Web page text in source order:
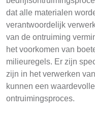
dat alle materialen
verantwoordelijk
van de ontruiming
het voorkomen van
milieuregels. Er zijn
zijn in het verwerken
kunnen een
ontruimingsproces.